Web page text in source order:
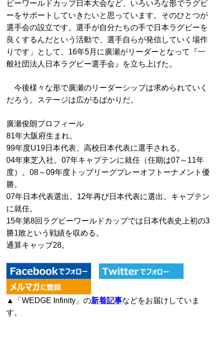
ビーワールドカップ日本大会など、いろいろな形でラグビ
ーをサポートしていきたいと思っています。そのひとつが
選手会の設立です。選手が自分たちの手で日本ラグビーを
良くするんだという活動で、選手自らが発信していく場作
りです」として、16年5月に廣瀬がリーダーとなって『一
般社団法人日本ラグビー選手会』を立ち上げた。
今後様々な形で廣瀬のリーダーシップは求められていく
だろう。ステージは広がるばかりだ。
廣瀬俊朗プロフィール
81年大阪府生まれ。
99年度U19日本代表、高校日本代表に選手される。
04年東芝入社。07年キャプテンに就任（任期は07～11年
度）。08～09年度トップリーグプレーオフトーナメント優
勝。
07年日本代表選出。12年再び日本代表に選出。キャプテン
に就任。
15年第8回ラグビーワールドカップでは日本代表史上初の3
勝1敗という戦績を収める。
通算キャップ28。
▲「WEDGE Infinity」の新着記事などをお届けしていま
す。